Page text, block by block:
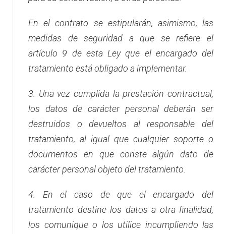
En el contrato se estipularán, asimismo, las
medidas de seguridad a que se refiere el
artículo 9 de esta Ley que el encargado del
tratamiento está obligado a implementar.
3. Una vez cumplida la prestación contractual,
los datos de carácter personal deberán ser
destruidos o devueltos al responsable del
tratamiento, al igual que cualquier soporte o
documentos en que conste algún dato de
carácter personal objeto del tratamiento.
4. En el caso de que el encargado del
tratamiento destine los datos a otra finalidad,
los comunique o los utilice incumpliendo las